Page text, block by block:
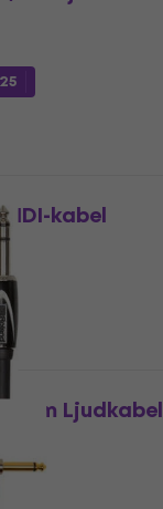
kabel
m Ljudkabel